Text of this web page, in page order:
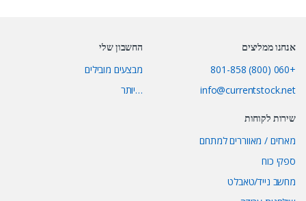
אנחנו ממליצים
+060 (800) 801-858
info@currentstock.net
החשבון שלי
מבצעים מובילים
…יותר
שירות לקוחות
מארזים / מאווררים למתחם
ספקי כוח
מחשב נייד/טאבלט